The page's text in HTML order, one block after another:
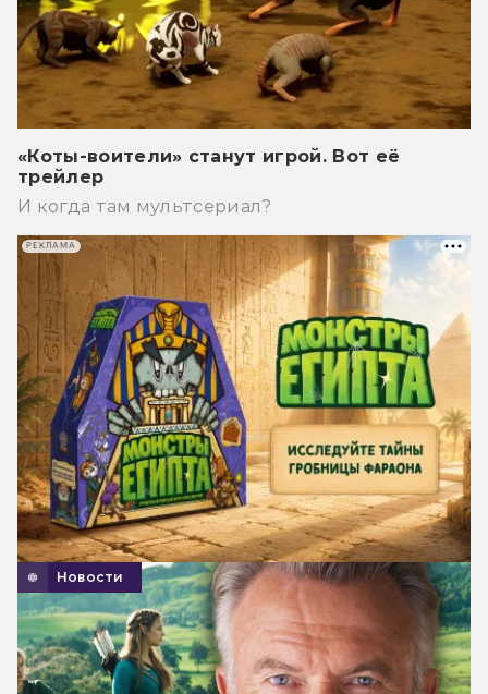
«Коты-воители» станут игрой. Вот её
трейлер
И когда там мультсериал?
Новости
РЕКЛАМА